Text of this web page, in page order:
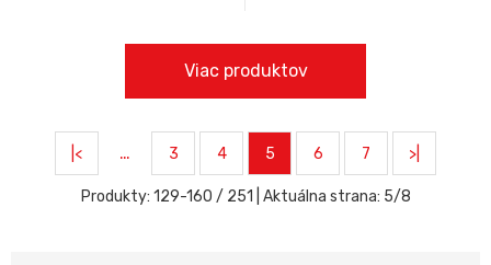
Viac produktov
|< … 3 4 5 6 7 >|
Produkty: 129-160 / 251 | Aktuálna strana: 5/8